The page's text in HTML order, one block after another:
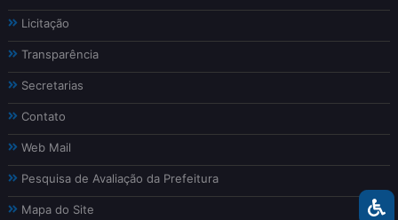
Licitação
Transparência
Secretarias
Contato
Web Mail
Pesquisa de Avaliação da Prefeitura
Mapa do Site